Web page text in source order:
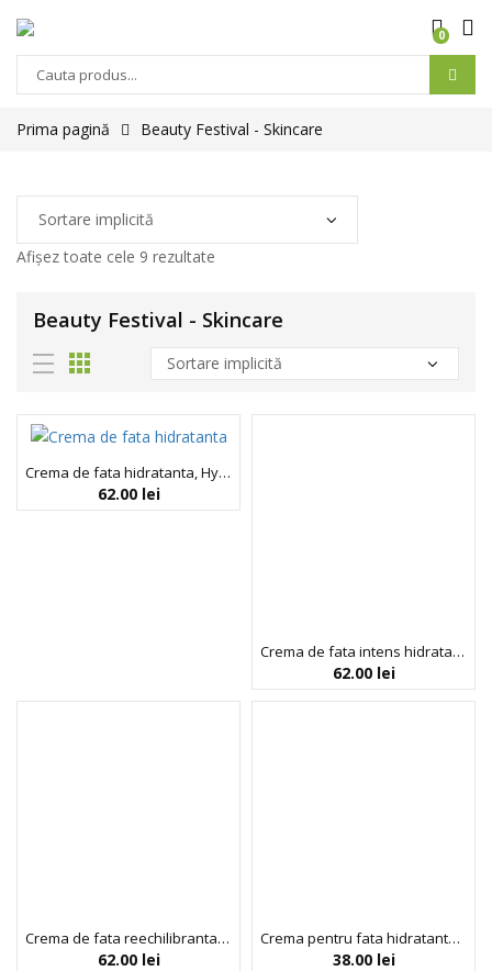
0
Prima pagină Beauty Festival - Skincare
Afișez toate cele 9 rezultate
Beauty Festival - Skincare
Crema de fata hidratanta, Hydration BFF, Bio:Vegane Legit Beauty, 50 ml
62.00 lei
Crema de fata intens hidratanta, Whoa So Glow, Bio:Vegane Legit Beauty, 50 ml
62.00 lei
Crema de fata reechilibranta, Totally Flawless, Bio:Vegane Legit Beauty, 50 ml
62.00 lei
Crema pentru fata hidratanta pentru adolescenti si tineri, BeYoutiful, 50 ml
38.00 lei